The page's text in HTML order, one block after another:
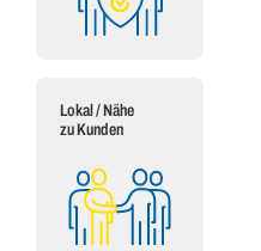
Lokal / Nähe
zu Kunden